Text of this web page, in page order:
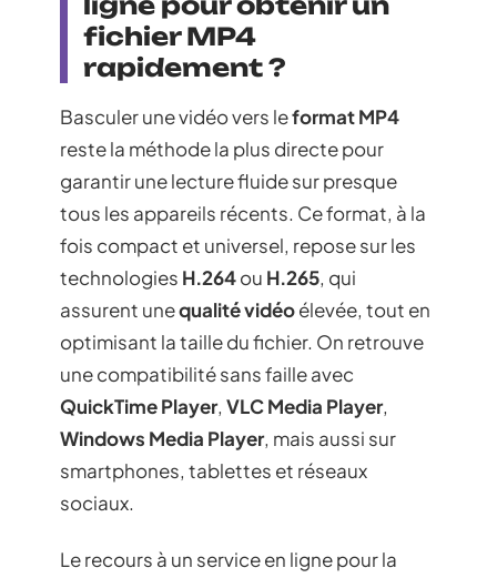
fichier MP4
rapidement ?
Basculer une vidéo vers leformat MP4
reste la méthode la plus directe pour
garantir une lecture fluide sur presque
tous les appareils récents. Ce format, à la
fois compact et universel, repose sur les
technologies H.264ou H.265, qui
assurent unequalité vidéoélevée, tout en
optimisant la taille du fichier. On retrouve
une compatibilité sans faille avec
QuickTime Player, VLC Media Player,
Windows Media Player, mais aussi sur
smartphones, tablettes et réseaux
sociaux.
Le recours à un service en ligne pour la